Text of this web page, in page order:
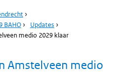
›
BAHO › Updates ›
medio 2029 klaar
Amstelveen medio